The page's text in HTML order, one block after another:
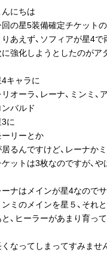
んにちは
の星5装備確定チケット
りあえず、ソフィアが星4で
に強化しようとしたのがア
キャラに
リオーラ、レーナ、ミンミ、
ンバルド
に
ーリーとか
るんですけど、レーナか
ットは3枚なのですが、
ーナはメインが星4なのでサ
ンミのメインを星５、それ
、ヒーラーがあまり育っ
なってしまってすみませ